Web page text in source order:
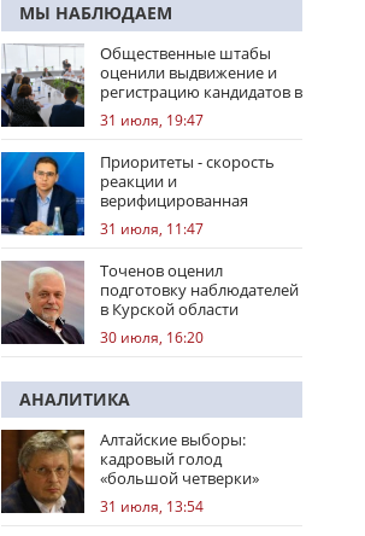
МЫ НАБЛЮДАЕМ
Общественные штабы
оценили выдвижение и
регистрацию кандидатов в
регионах
31 июля, 19:47
Приоритеты - скорость
реакции и
верифицированная
правовая позиция
31 июля, 11:47
Точенов оценил
подготовку наблюдателей
в Курской области
30 июля, 16:20
АНАЛИТИКА
Алтайские выборы:
кадровый голод
«большой четверки»
31 июля, 13:54